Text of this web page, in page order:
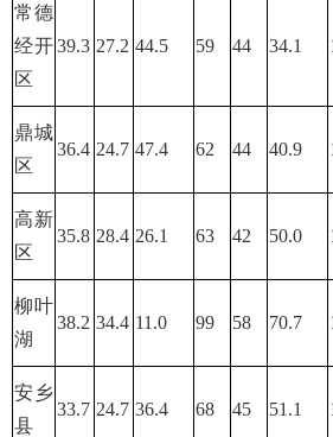
常德
经开
区
39.3 27.2 44.5 59 44 34.1
鼎城
区
36.4 24.7 47.4 62 44 40.9
高新
区
35.8 28.4 26.1 63 42 50.0
柳叶
湖
38.2 34.4 11.0 99 58 70.7
安乡
县
33.7 24.7 36.4 68 45 51.1